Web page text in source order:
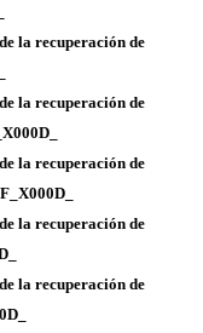
la recuperación de
la recuperación de
la recuperación de
la recuperación de
la recuperación de